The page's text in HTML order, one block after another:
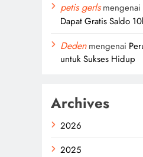
petis gerlsmengenai
Dapat Gratis Saldo
Dedenmengenai
untuk Sukses Hidup
Archives
2026
2025